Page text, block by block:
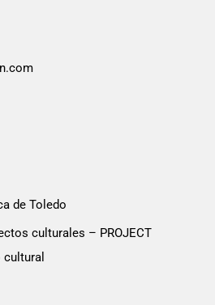
de Toledo
culturales – PROJECT
cultural